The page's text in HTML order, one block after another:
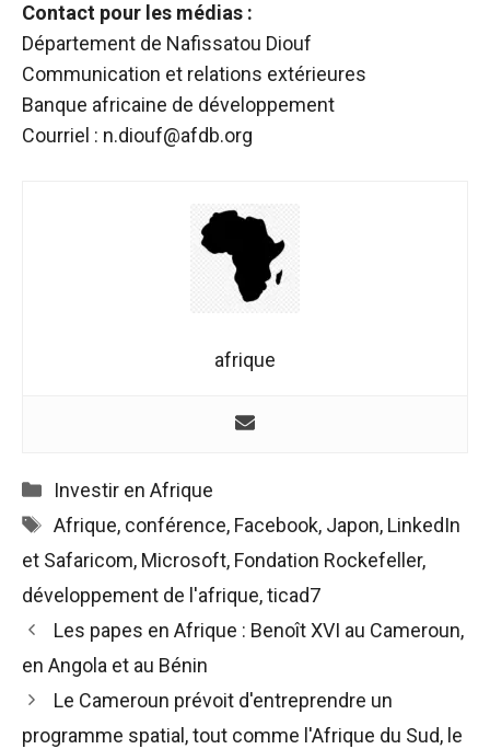
Contact pour les médias :
Département de Nafissatou Diouf
Communication et relations extérieures
Banque africaine de développement
Courriel : n.diouf@afdb.org
afrique
Catégories
Investir en Afrique
Étiquettes
Afrique, conférence, Facebook, Japon, LinkedIn
et Safaricom, Microsoft, Fondation Rockefeller,
développement de l'afrique,ticad7
Navigation
des
Les papes en Afrique : Benoît XVI au Cameroun,
en Angola et au Bénin
Le Cameroun prévoit d'entreprendre un
programme spatial, tout comme l'Afrique du Sud, le